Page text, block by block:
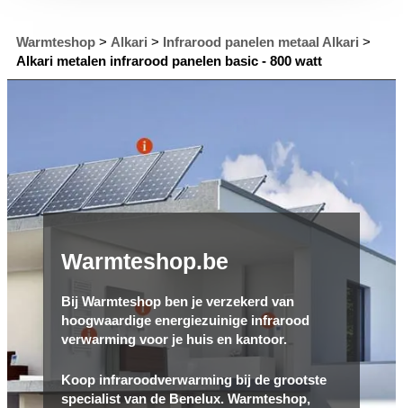
Warmteshop > Alkari > Infrarood panelen metaal Alkari >
Alkari metalen infrarood panelen basic - 800 watt
Warmteshop.be
Bij Warmteshop ben je verzekerd van
hoogwaardige energiezuinige infrarood
verwarming voor je huis en kantoor.
Koop infraroodverwarming bij de grootste
specialist van de Benelux. Warmteshop,